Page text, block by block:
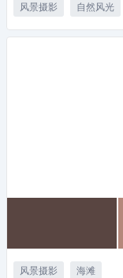
风景摄影 自然风光
风景摄影 海滩